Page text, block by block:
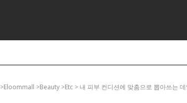
>eloommall >beauty >etc > 내 피부 컨디션에 맞춤으로 뽑아쓰는